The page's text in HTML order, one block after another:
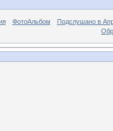
ФотоАльбом
Подслушано в